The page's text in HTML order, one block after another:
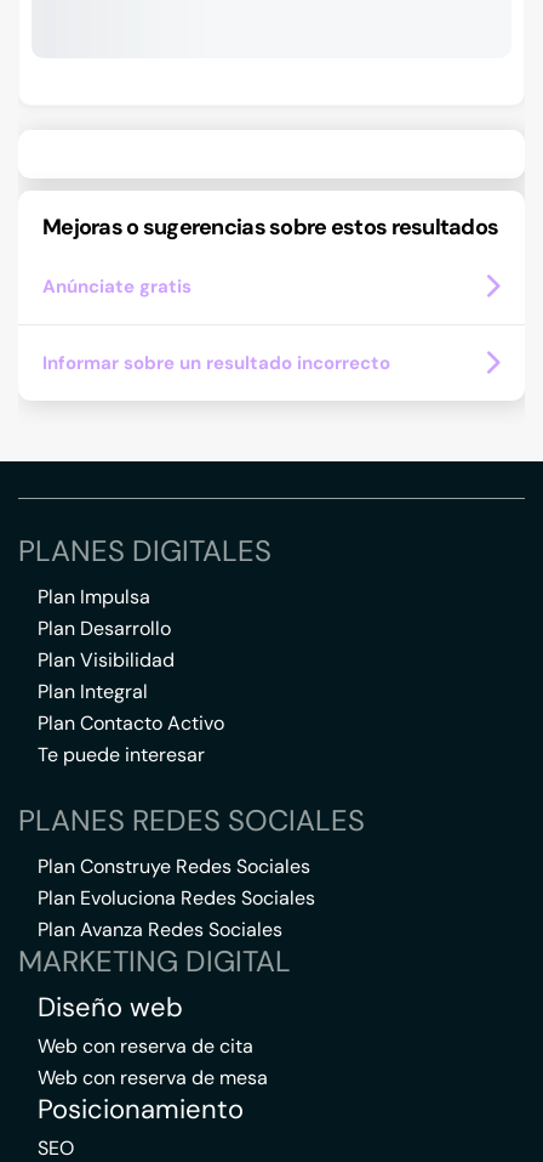
Mejoras o sugerencias sobre estos resultados
Anúnciate gratis
Informar sobre un resultado incorrecto
PLANES DIGITALES
Plan Impulsa
Plan Desarrollo
Plan Visibilidad
Plan Integral
Plan Contacto Activo
Te puede interesar
PLANES REDES SOCIALES
Plan Construye Redes Sociales
Plan Evoluciona Redes Sociales
Plan Avanza Redes Sociales
MARKETING DIGITAL
Diseño web
Web con reserva de cita
Web con reserva de mesa
Posicionamiento
SEO